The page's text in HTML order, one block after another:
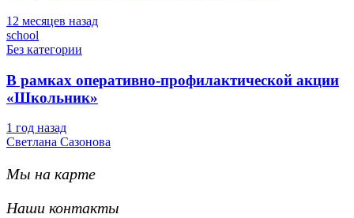
12 месяцев назад
school
Без категории
В рамках оперативно-профилактической акции
«Школьник»
1 год назад
Светлана Сазонова
Мы на карте
Наши контакты